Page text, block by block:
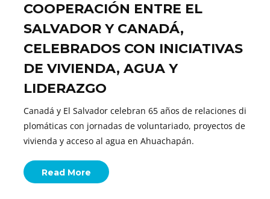
COOPERACIÓN ENTRE EL
SALVADOR Y CANADÁ,
CELEBRADOS CON INICIATIVAS
DE VIVIENDA, AGUA Y
LIDERAZGO
Canadá y El Salvador celebran 65 años de relaciones di
plomáticas con jornadas de voluntariado, proyectos de
vivienda y acceso al agua en Ahuachapán.
Read More